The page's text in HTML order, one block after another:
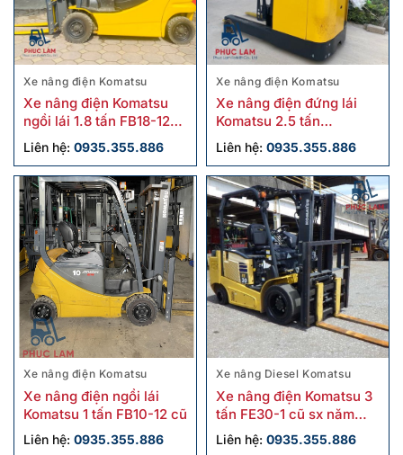
Xe nâng điện Komatsu
Xe nâng điện Komatsu
ngồi lái 1.8 tấn FB18-12
cũ
Liên hệ: 0935.355.886
Xe nâng điện Komatsu
Xe nâng điện đứng lái
Komatsu 2.5 tấn
FB25RN-4 cũ
Liên hệ: 0935.355.886
Xe nâng điện Komatsu
Xe nâng điện ngồi lái
Komatsu 1 tấn FB10-12 cũ
Liên hệ: 0935.355.886
Xe nâng Diesel Komatsu
Xe nâng điện Komatsu 3
tấn FE30-1 cũ sx năm
2018
Liên hệ: 0935.355.886